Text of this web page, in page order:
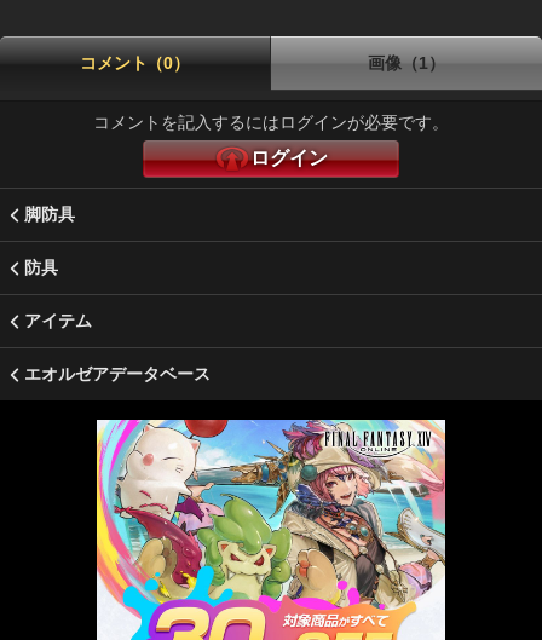
コメント（0） 画像（1）
コメントを記入するにはログインが必要です。
ログイン
脚防具
防具
アイテム
エオルゼアデータベース